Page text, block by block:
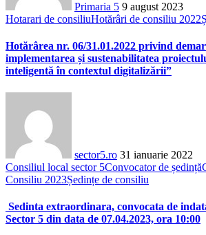
Primaria 5 9 august 2023
Hotarari de consiliuHotărâri de consiliu 2022
Hotărârea nr. 06/31.01.2022 privind
implementarea și sustenabilitatea
inteligentă în contextul digitalizării”
sector5.ro 31 ianuarie 2022
Consiliul local sector 5Convocator de ședință
Consiliu 2023Ședințe de consiliu
Sedinta extraordinara, convocata de
Sector 5 din data de 07.04.2023, ora 10:00